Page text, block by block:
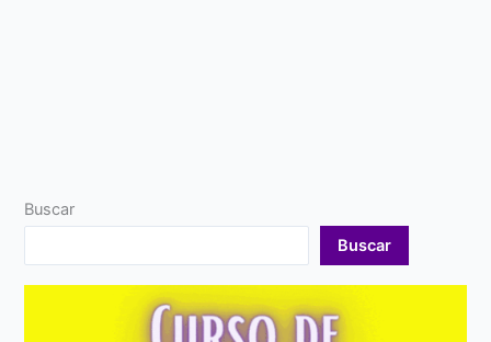
Buscar
Buscar